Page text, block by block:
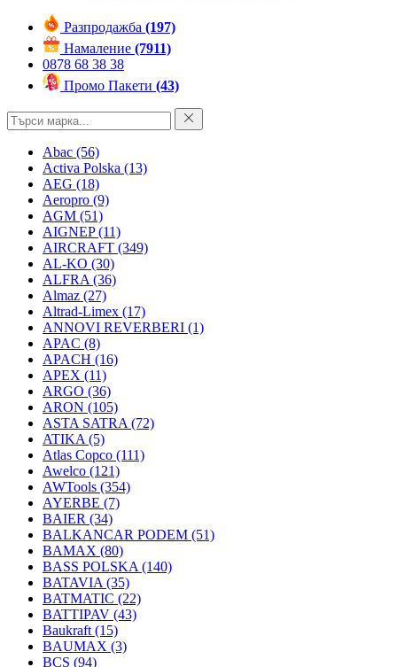
Разпродажба (197)
Намаление (7911)
0878 68 38 38
Промо Пакети (43)
Abac (56)
Activa Polska (13)
AEG (18)
Aeropro (9)
AGM (51)
AIGNEP(11)
AIRCRAFT (349)
AL-KO (30)
ALFRA (36)
Almaz (27)
Altrad-Limex (17)
ANNOVI REVERBERI (1)
APAC (8)
APACH (16)
APEX (11)
ARGO (36)
ARON (105)
ASTA SATRA (72)
ATIKA (5)
Atlas Copco (111)
Awelco (121)
AWTools (354)
AYERBE (7)
BAIER (34)
BALKANCAR PODEM (51)
BAMAX (80)
BASS POLSKA (140)
BATAVIA (35)
BATMATIC (22)
BATTIPAV (43)
Baukraft (15)
BAUMAX (3)
BCS (94)